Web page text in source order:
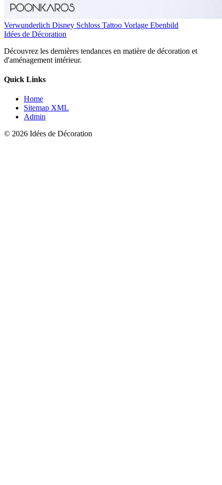
Verwunderlich Disney Schloss Tattoo Vorlage Ebenbild
Idées de Décoration
Découvrez les dernières tendances en matière de décoration et
d'aménagement intérieur.
Quick Links
Home
Sitemap XML
Admin
© 2026 Idées de Décoration